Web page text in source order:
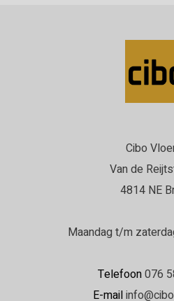
Cibo
Van de
4814 NE
Maandag t/m
Telefoon076
E-mail